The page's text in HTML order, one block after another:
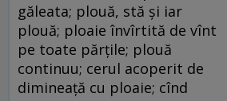
găleata; plouă, stă și iar
plouă; ploaie învîrtită de vînt
pe toate părțile; plouă
continuu; cerul acoperit de
dimineață cu ploaie; cînd